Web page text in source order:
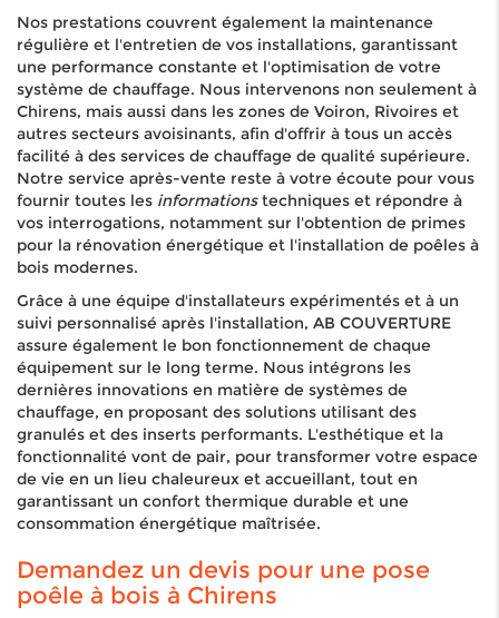
Nos prestations couvrent également la maintenance
régulière et l'entretien de vos installations, garantissant
une performance constante et l'optimisation de votre
système de chauffage. Nous intervenons non seulement à
Chirens, mais aussi dans les zones de Voiron, Rivoires et
autres secteurs avoisinants, afin d'offrir à tous un accès
facilité à des services de chauffage de qualité supérieure.
Notre service après-vente reste à votre écoute pour vous
fournir toutes les informationstechniques et répondre à
vos interrogations, notamment sur l'obtention de primes
pour la rénovation énergétique et l'installation de poêles à
bois modernes.
Grâce à une équipe d'installateurs expérimentés et à un
suivi personnalisé après l'installation, AB COUVERTURE
assure également le bon fonctionnement de chaque
équipement sur le long terme. Nous intégrons les
dernières innovations en matière de systèmes de
chauffage, en proposant des solutions utilisant des
granulés et des inserts performants. L'esthétique et la
fonctionnalité vont de pair, pour transformer votre espace
de vie en un lieu chaleureux et accueillant, tout en
garantissant un confort thermique durable et une
consommation énergétique maîtrisée.
Demandez un devis pour une pose
poêle à bois à Chirens